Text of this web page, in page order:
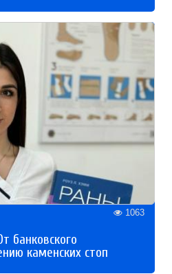
1063
банковского
каменских стоп